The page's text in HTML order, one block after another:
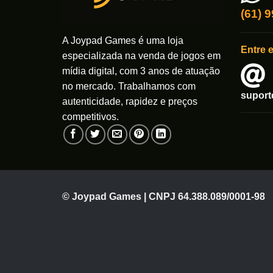
A Joypad Games é uma loja
especializada na venda de jogos em
mídia digital, com 3 anos de atuação
no mercado. Trabalhamos com
autenticidade, rapidez e preços
competitivos.
(61)
Entre
© Joypad Games | CNPJ 64.388.089/0001-98